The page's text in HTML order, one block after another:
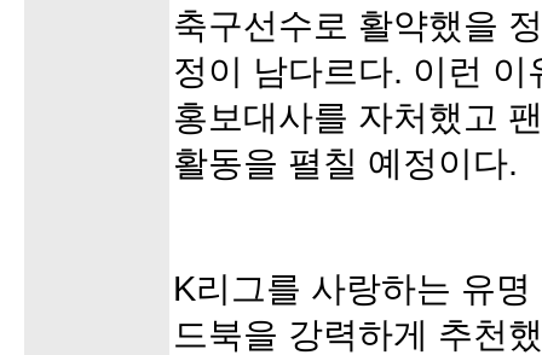
축구선수로 활약했을
정이 남다르다. 이런
홍보대사를 자처했고
활동을 펼칠 예정이다.
K리그를 사랑하는 유
드북을 강력하게 추천